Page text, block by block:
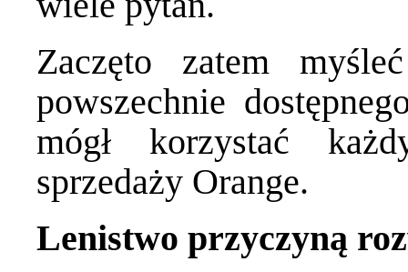
Zaczęto zatem
powszechnie
mógł korzystać
sprzedaży Orange.
Lenistwo przyczyną